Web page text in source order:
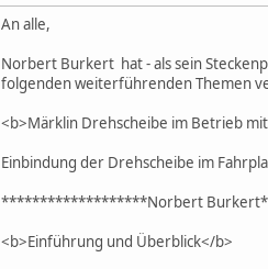
An alle,
Norbert Burkert hat - als sein
folgenden weiterführenden Themen
<b>Märklin Drehscheibe im Betrieb
Einbindung der Drehscheibe im
*******************Norbert
<b>Einführung und Überblick</b>